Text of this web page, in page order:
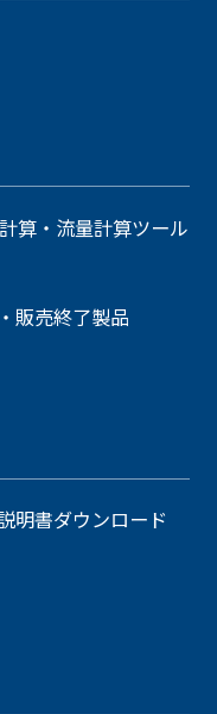
算・流量計算ツール
販売終了製品
明書ダウンロード